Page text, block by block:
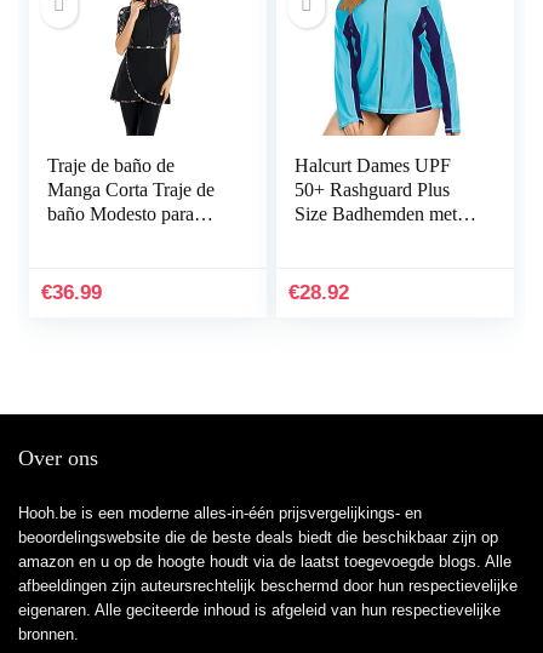
Traje de baño de
Manga Corta Traje de
baño Modesto para
Ropa de Playa Burkini
€36.99
Halcurt Dames UPF
50+ Rashguard Plus
Size Badhemden met
€28.92
Over ons
Hooh.be is een moderne alles-in-één prijsvergelijkings- en
beoordelingswebsite die de beste deals biedt die beschikbaar zijn op
amazon en u op de hoogte houdt via de laatst toegevoegde blogs. Alle
afbeeldingen zijn auteursrechtelijk beschermd door hun respectievelijke
eigenaren. Alle geciteerde inhoud is afgeleid van hun respectievelijke
bronnen.